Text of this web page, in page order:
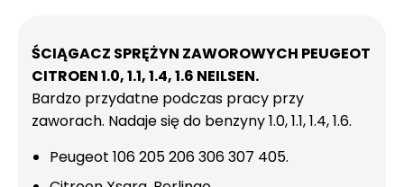
ŚCIĄGACZ SPRĘŻYN ZAWOROWYCH PEUGEOT
CITROEN 1.0, 1.1, 1.4, 1.6 NEILSEN.
Bardzo przydatne podczas pracy przy
zaworach. Nadaje się do benzyny 1.0, 1.1, 1.4, 1.6.
Peugeot 106 205 206 306 307 405.